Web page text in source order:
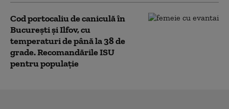
Cod portocaliu de caniculă în
București și Ilfov, cu
temperaturi de până la 38 de
grade. Recomandările ISU
pentru populație